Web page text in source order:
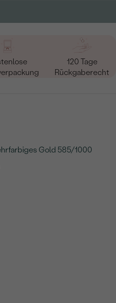
120 Tage
Rückgaberecht
Gold 585/1000